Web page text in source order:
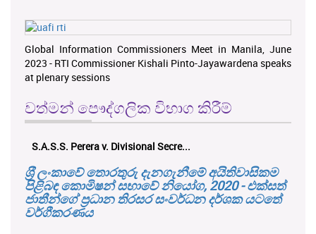
Global Information Commissioners Meet in Manila, June
2023 - RTI Commissioner Kishali Pinto-Jayawardena speaks
at plenary sessions
වත්මන් පෞද්ගලික විභාග කිරීම්
S.A.S.S. Perera v. Divisional Secre...
ශ‍්‍රී ලංකාවේ තොරතුරු දැනගැනීමේ අයිතිවාසිකම
පිළිබඳ කොමිෂන් සභාවේ නියෝග, 2020 - එක්සත්
ජාතීන්ගේ ප්‍රධාන තිරසර සංවර්ධන දර්ශක යටතේ
වර්ගීකරණය